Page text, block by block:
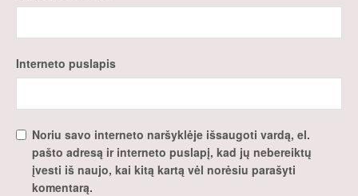
Interneto puslapis
Noriu savo interneto naršyklėje išsaugoti vardą, el.
pašto adresą ir interneto puslapį, kad jų nebereiktų
įvesti iš naujo, kai kitą kartą vėl norėsiu parašyti
komentarą.